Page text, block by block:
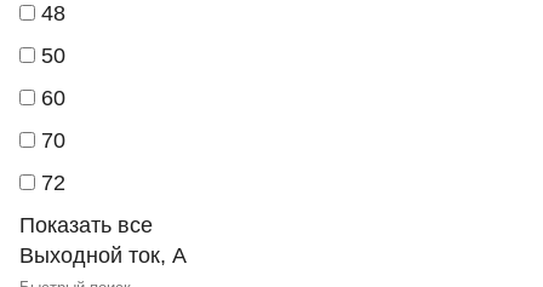
48
50
60
70
72
Показать все
Выходной ток, А